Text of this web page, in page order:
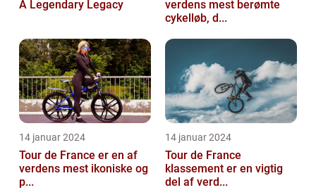
A Legendary Legacy
verdens mest berømte
cykelløb, d...
14 januar 2024
Tour de France er en af
verdens mest ikoniske og
p...
14 januar 2024
Tour de France
klassement er en vigtig
del af verd...